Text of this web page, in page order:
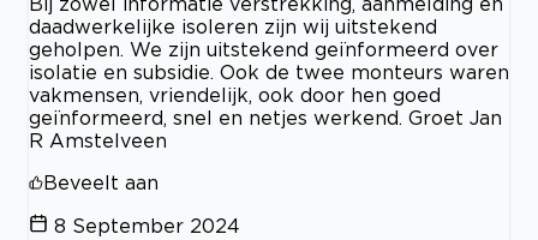
daadwerkelijke isoleren zijn wij uitstekend
geholpen. We zijn uitstekend geïnformeerd over
isolatie en subsidie. Ook de twee monteurs waren
vakmensen, vriendelijk, ook door hen goed
geïnformeerd, snel en netjes werkend. Groet Jan
R Amstelveen
Beveelt aan
8 September 2024